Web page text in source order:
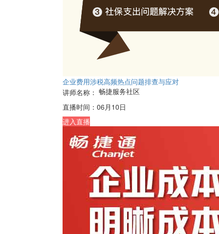
企业费用涉税高频热点问题排查与应对
讲师名称： 畅捷服务社区
直播时间： 06月10日
进入直播